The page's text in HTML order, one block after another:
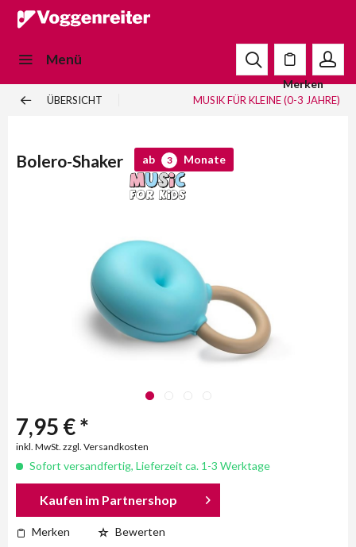
Menü
Merken
ÜBERSICHT MUSIK FÜR KLEINE (0-3 JAHRE)
Bolero-Shaker ab 3 Monate
7,95 € *
inkl. MwSt. zzgl. Versandkosten
Sofort versandfertig, Lieferzeit ca. 1-3 Werktage
Kaufen im Partnershop
Merken Bewerten